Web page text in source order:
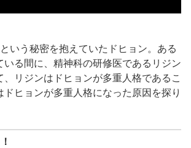
いう秘密を抱えていたドヒョン。ある
いる間に、精神科の研修医であるリジン
、リジンはドヒョンが多重人格であるこ
ドヒョンが多重人格になった原因を探り